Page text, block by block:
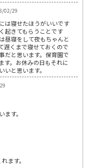
02/29
は寝せたほうがいいです
起きてもらうことです
昼寝をして夜もちゃんと
遅くまで寝せておくので
だと思います。保育園で
す。お休みの日もそれに
と思います。
す。
ます。